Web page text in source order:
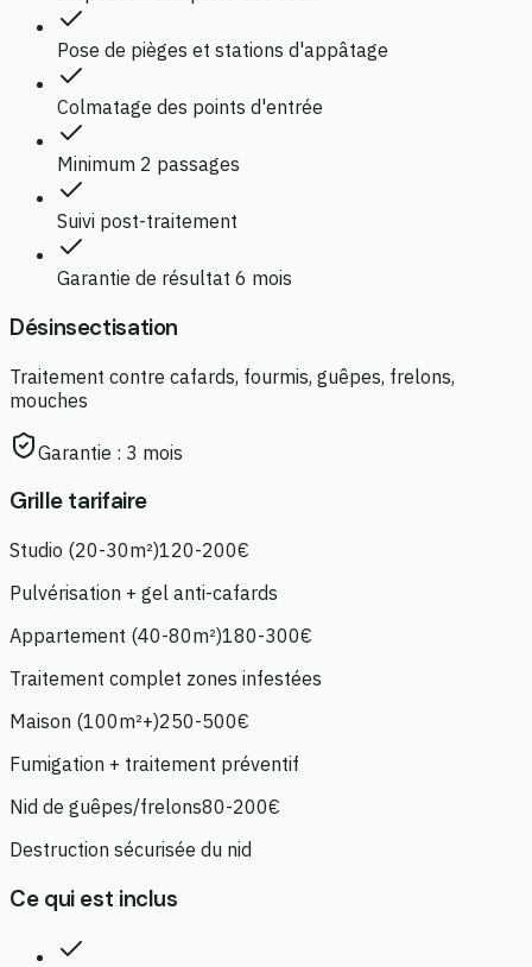
Pose de pièges et stations d'appâtage
Colmatage des points d'entrée
Minimum 2 passages
Suivi post-traitement
Garantie de résultat 6 mois
Désinsectisation
Traitement contre cafards, fourmis, guêpes, frelons,
mouches
Garantie : 3 mois
Grille tarifaire
Studio (20-30m²)120-200€
Pulvérisation + gel anti-cafards
Appartement (40-80m²)180-300€
Traitement complet zones infestées
Maison (100m²+)250-500€
Fumigation + traitement préventif
Nid de guêpes/frelons80-200€
Destruction sécurisée du nid
Ce qui est inclus